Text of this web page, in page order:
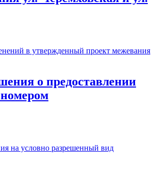
в утвержденный проект межевания
о предоставлении
на условно разрешенный вид